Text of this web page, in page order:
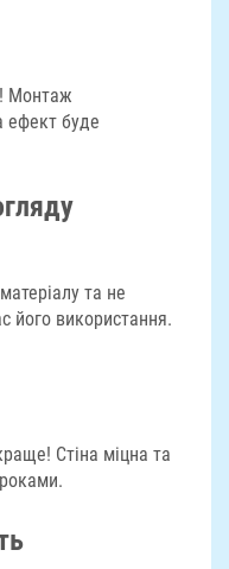
Монтаж
ефект буде
та не
його використання.
Стіна міцна та